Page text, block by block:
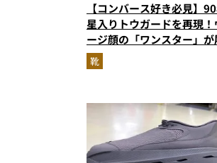
【コンバース好き必見】
星入りトウガードを再現！
ージ顔の「ワンスター」
もアップデート
靴